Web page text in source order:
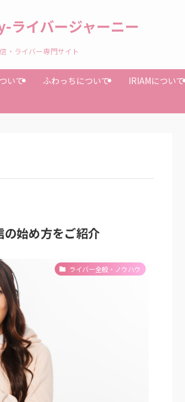
イバージャーニー
・ライバー専門サイト
いて ふわっちについて IRIAMについて
始め方をご紹介
ライバー全般・ノウハウ